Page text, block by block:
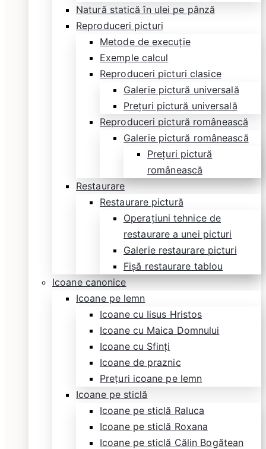
Natură statică în ulei pe pânză
Reproduceri picturi
Metode de execuție
Exemple calcul
Reproduceri picturi clasice
Galerie pictură universală
Prețuri pictură universală
Reproduceri pictură românească
Galerie pictură românească
Prețuri pictură
românească
Restaurare
Restaurare pictură
Operațiuni tehnice de
restaurare a unei picturi
Galerie restaurare picturi
Fișă restaurare tablou
Icoane canonice
Icoane pe lemn
Icoane cu Iisus Hristos
Icoane cu Maica Domnului
Icoane cu Sfinți
Icoane de praznic
Prețuri icoane pe lemn
Icoane pe sticlă
Icoane pe sticlă Raluca
Icoane pe sticlă Roxana
Icoane pe sticlă Călin Bogătean